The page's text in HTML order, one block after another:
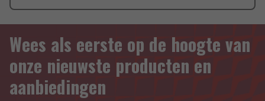
Wees als eerste op de hoogte van
onze nieuwste producten en
aanbiedingen